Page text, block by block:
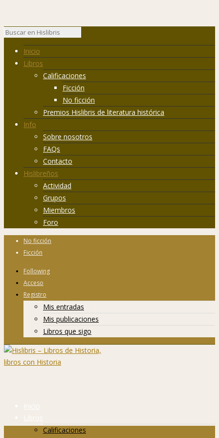
Inicio
Libros
Calificaciones
Ficción
No ficción
Premios Hislibris de literatura histórica
Info
Sobre nosotros
FAQs
Contacto
Hislibreños
Actividad
Grupos
Miembros
Foro
No ficción
Ficción
Following
Acceso
Registro
Mis entradas
Mis publicaciones
Libros que sigo
Inicio
Libros
Calificaciones